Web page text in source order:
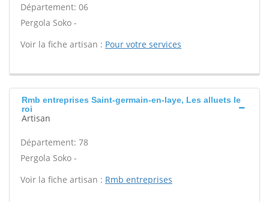
Département: 06
Pergola Soko -
Voir la fiche artisan : Pour votre services
Rmb entreprises Saint-germain-en-laye, Les alluets le
roi
Artisan
Département: 78
Pergola Soko -
Voir la fiche artisan : Rmb entreprises